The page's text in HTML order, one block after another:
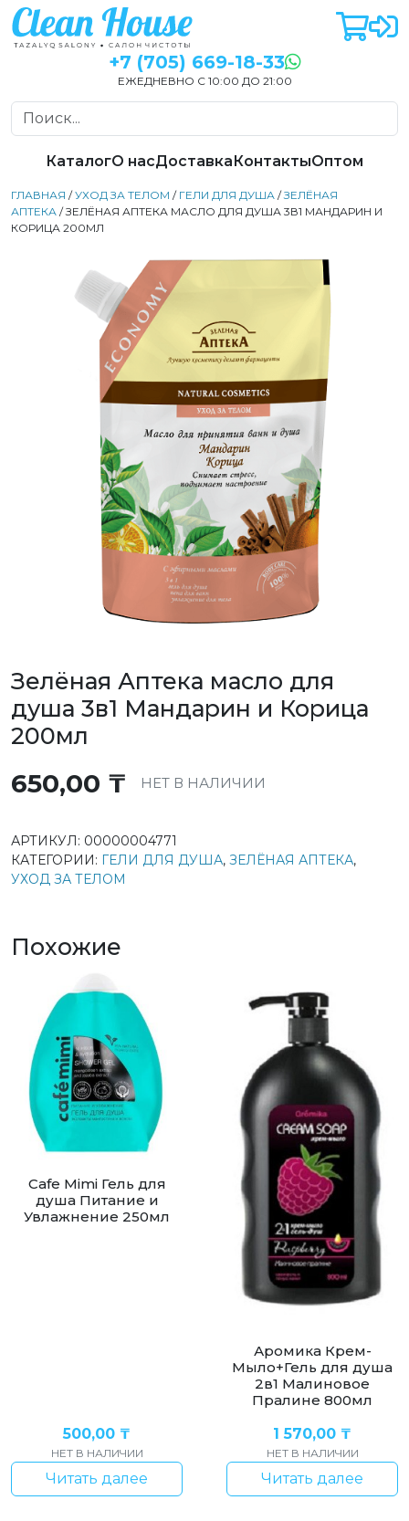
+7 (705) 669-18-33
ЕЖЕДНЕВНО С 10:00 ДО 21:00
КаталогО насДоставкаКонтактыОптом
ГЛАВНАЯ /УХОД ЗА ТЕЛОМ / ГЕЛИ ДЛЯ ДУША /ЗЕЛЁНАЯ
АПТЕКА / ЗЕЛЁНАЯ АПТЕКА МАСЛО ДЛЯ ДУША 3В1 МАНДАРИН И
КОРИЦА 200МЛ
Зелёная Аптека масло для
душа 3в1 Мандарин и Корица
200мл
650,00 ₸ НЕТ В НАЛИЧИИ
АРТИКУЛ: 00000004771
КАТЕГОРИИ: ГЕЛИ ДЛЯ ДУША, ЗЕЛЁНАЯ АПТЕКА,
УХОД ЗА ТЕЛОМ
Похожие
Cafe Mimi Гель для
душа Питание и
Увлажнение 250мл
500,00 ₸
НЕТ В НАЛИЧИИ
Читать далее
Аромика Крем-
Мыло+Гель для душа
2в1 Малиновое
Пралине 800мл
1 570,00 ₸
НЕТ В НАЛИЧИИ
Читать далее